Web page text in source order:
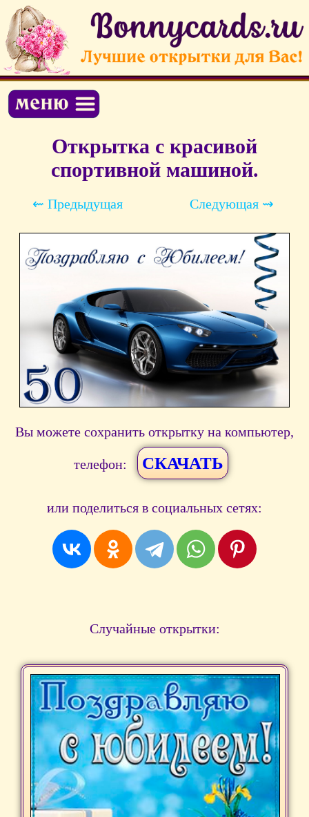
Открытка с красивой
спортивной машиной.
⇜ Предыдущая Следующая ⇝
Вы можете сохранить открытку на компьютер,
телефон: СКАЧАТЬ
или поделиться в социальных сетях:
Случайные открытки: